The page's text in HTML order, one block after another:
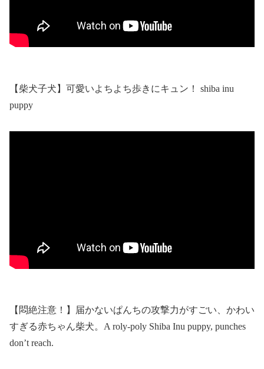
【柴犬子犬】可愛いよちよち歩きにキュン！ shiba inu
puppy
【悶絶注意！】届かないぱんちの攻撃力がすごい、かわい
すぎる赤ちゃん柴犬。A roly‐poly Shiba Inu puppy, punches
don’t reach.